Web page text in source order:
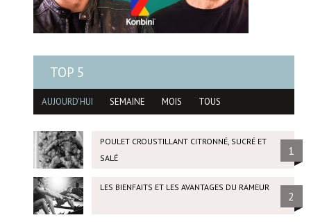
TOP 5
AUJOURD'HUI SEMAINE MOIS TOUS
POULET CROUSTILLANT CITRONNÉ, SUCRÉ ET
SALÉ
1
LES BIENFAITS ET LES AVANTAGES DU RAMEUR
2